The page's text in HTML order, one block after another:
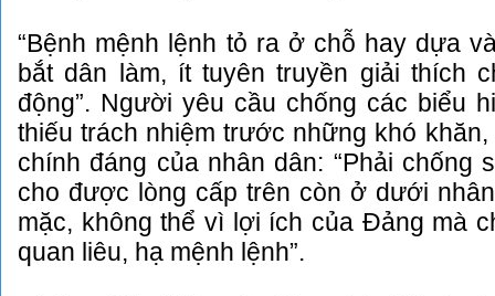
“Bệnh mệnh lệnh tỏ ra ở chỗ hay dựa
bắt dân làm, ít tuyên truyền giải thích
động”. Người yêu cầu chống các biểu
thiếu trách nhiệm trước những khó
chính đáng của nhân dân: “Phải chống
cho được lòng cấp trên còn ở dưới
mặc, không thể vì lợi ích của Đảng mà
quan liêu, hạ mệnh lệnh”.